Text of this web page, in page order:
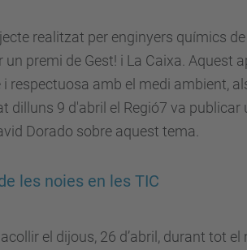
realitzat per enginyers químics de
premi de Gest! i La Caixa. Aquest
respectuosa amb el medi ambient,
dilluns 9 d'abril el Regió7 va publicar
Dorado sobre aquest tema.
les noies en les TIC
el dijous, 26 d’abril, durant tot el